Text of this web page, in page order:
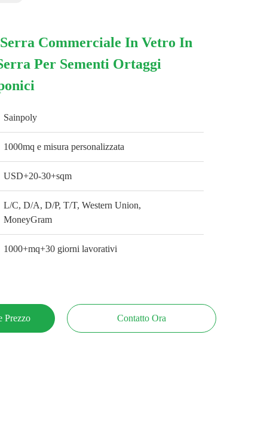
Commerciale In Vetro In
Per Sementi Ortaggi
Sainpoly
1000mq e misura personalizzata
USD+20-30+sqm
L/C, D/A, D/P, T/T, Western Union,
MoneyGram
1000+mq+30 giorni lavorativi
Prezzo Contatto Ora